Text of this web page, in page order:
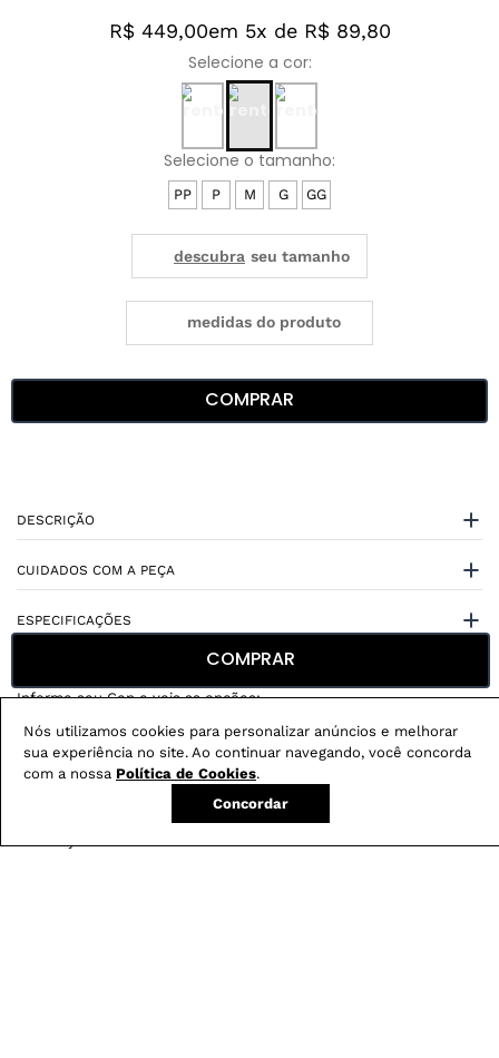
Nós utilizamos cookies para personalizar anúncios e melhorar
sua experiência no site. Ao continuar navegando, você concorda
com a nossa Política de Cookies.
Concordar
R$ 449,00em 5x de R$ 89,80
PP P M G GG
medidas do produto
COMPRAR
DESCRIÇÃO
CUIDADOS COM A PEÇA
ESPECIFICAÇÕES
Não sei meu CEP
COMPRAR